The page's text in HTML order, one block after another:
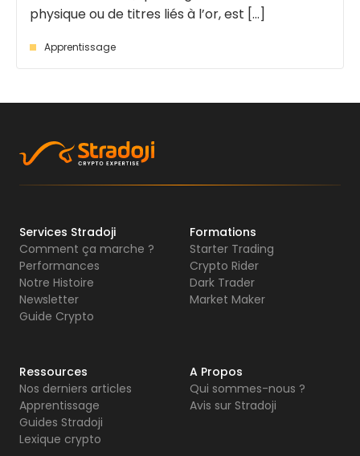
physique ou de titres liés à l’or, est [...]
Apprentissage
Services Stradoji
Comment ça marche ?
Performances
Notre Histoire
Newsletter
Guide Crypto
Formations
Starter Trading
Crypto Rider
Dark Trader
Market Maker
Ressources
Nos derniers articles
Apprentissage
Guides Stradoji
Lexique crypto
A Propos
Qui sommes-nous ?
Avis sur Stradoji